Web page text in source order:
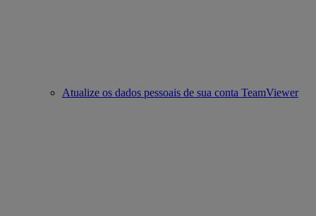
Atualize os dados pessoais de sua conta TeamViewer